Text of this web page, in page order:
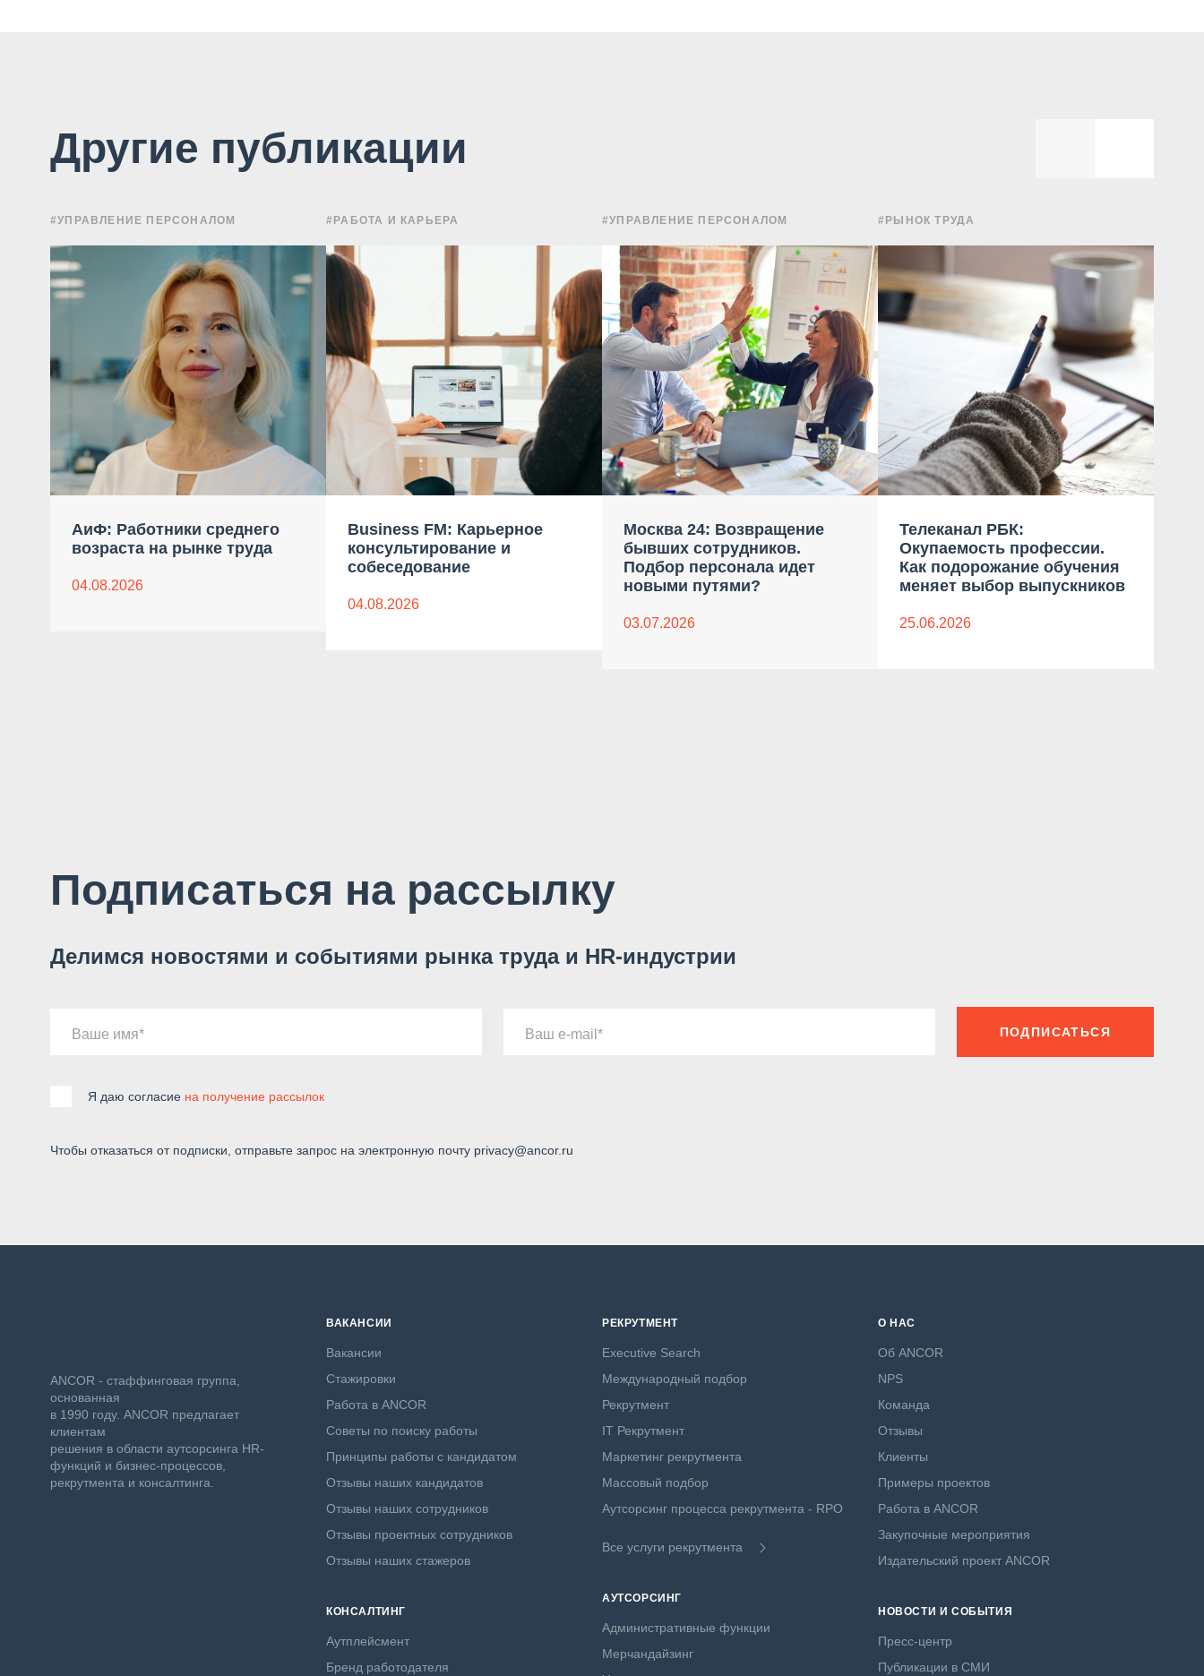
Другие публикации
#УПРАВЛЕНИЕ ПЕРСОНАЛОМ
АиФ: Работники среднего
возраста на рынке труда
04.08.2026
#РАБОТА И КАРЬЕРА
Business FM: Карьерное
консультирование и
собеседование
04.08.2026
#УПРАВЛЕНИЕ ПЕРСОНАЛОМ
Москва 24: Возвращение
бывших сотрудников.
Подбор персонала идет
новыми путями?
03.07.2026
#РЫНОК ТРУДА
Телеканал РБК:
Окупаемость профессии.
Как подорожание обучения
меняет выбор выпускников
25.06.2026
Подписаться на рассылку
Делимся новостями и событиями рынка труда и HR-индустрии
Ваше имя Ваш e-mail ПОДПИСАТЬСЯ
Я даю согласие на получение рассылок
Чтобы отказаться от подписки, отправьте запрос на электронную почту privacy@ancor.ru
ANCOR - стаффинговая группа,
основанная
в 1990 году. ANCOR предлагает
клиентам
решения в области аутсорсинга HR-
функций и бизнес-процессов,
рекрутмента и консалтинга.
ВАКАНСИИ
Вакансии
Стажировки
Работа в ANCOR
Советы по поиску работы
Принципы работы с кандидатом
Отзывы наших кандидатов
Отзывы наших сотрудников
Отзывы проектных сотрудников
Отзывы наших стажеров
КОНСАЛТИНГ
Аутплейсмент
Бренд работодателя
РЕКРУТМЕНТ
Executive Search
Международный подбор
Рекрутмент
IT Рекрутмент
Маркетинг рекрутмента
Массовый подбор
Аутсорсинг процесса рекрутмента - RPO
Все услуги рекрутмента
АУТСОРСИНГ
Административные функции
Мерчандайзинг
О НАС
Об ANCOR
NPS
Команда
Отзывы
Клиенты
Примеры проектов
Работа в ANCOR
Закупочные мероприятия
Издательский проект ANCOR
НОВОСТИ И СОБЫТИЯ
Пресс-центр
Публикации в СМИ